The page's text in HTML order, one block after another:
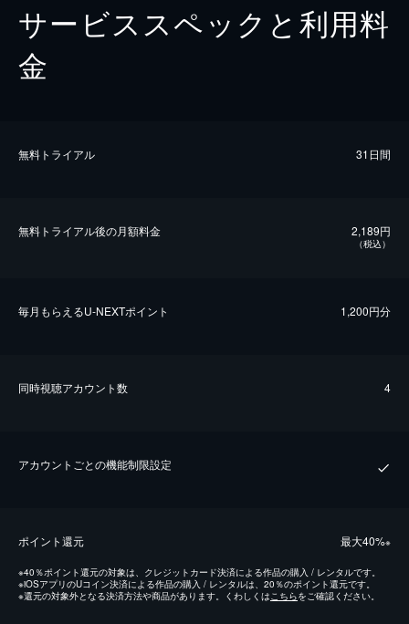
サービススペックと利用料
金
無料トライアル 31日間
無料トライアル後の⽉額料金 2,189円
（税込）
毎⽉もらえるU-NEXTポイント 1,200円分
同時視聴アカウント数 4
アカウントごとの機能制限設定
ポイント還元 最⼤40%※
※40％ポイント還元の対象は、クレジットカード決済による作品の購入 / レンタルです。
※iOSアプリのUコイン決済による作品の購入 / レンタルは、20％のポイント還元です。
※還元の対象外となる決済方法や商品があります。くわしくはこちらをご確認ください。